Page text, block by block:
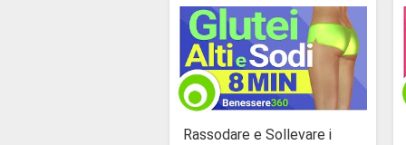
Rassodare e Sollevare i